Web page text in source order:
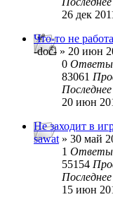
26 дек
Что-то не
-doc- » 20 июн
0 Ответы
83061
20 июн
Не заходит в
sawat » 30 май
1 Ответы
55154
15 июн